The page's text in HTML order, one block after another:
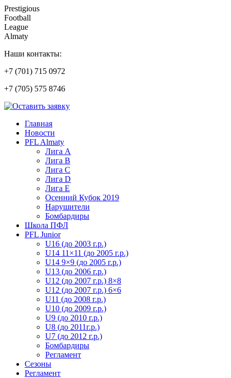
Prestigious
Football
League
Almaty
Наши контакты:
+7 (701) 715 0972
+7 (705) 575 8746
Главная
Новости
PFL Almaty
Лига A
Лига В
Лига С
Лига D
Лига Е
Осенний Кубок 2019
Нарушители
Бомбардиры
Школа ПФЛ
PFL Junior
U16 (до 2003 г.р.)
U14 11×11 (до 2005 г.р.)
U14 9×9 (до 2005 г.р.)
U13 (до 2006 г.р.)
U12 (до 2007 г.р.) 8×8
U12 (до 2007 г.р.) 6×6
U11 (до 2008 г.р.)
U10 (до 2009 г.р.)
U9 (до 2010 г.р.)
U8 (до 2011г.р.)
U7 (до 2012 г.р.)
Бомбардиры
Регламент
Сезоны
Регламент